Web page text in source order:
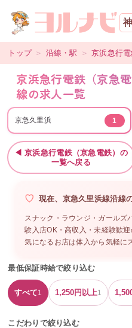
トップ ＞ 沿線・駅 ＞ 京浜急行電
京浜急行電鉄（京急
線の求人一覧
京急久里浜 1
◀京浜急行電鉄（京急電鉄） の
一覧へ戻る
現在、 京急久里浜線沿線
スナック・ラウンジ・ガールズ
験入店OK・高収入・未経験歓
気になるお店は体入から気軽に
最低保証時給で絞り込む
すべて1 1,250円以上1
こだわりで絞り込む